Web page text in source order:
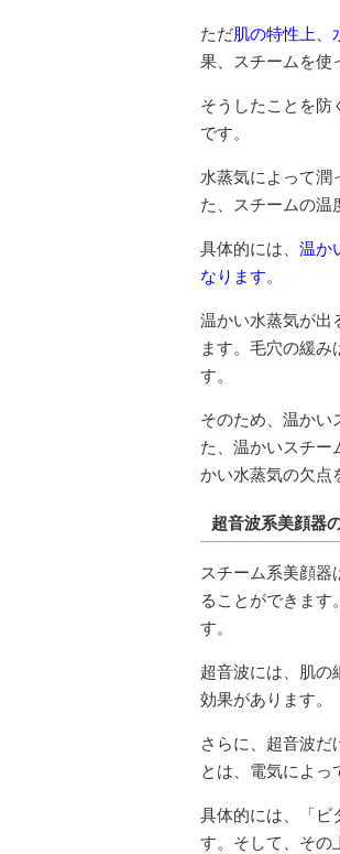
ただ肌の特性上、
果、スチームを使
そうしたことを防
です。
水蒸気によって潤
た、スチームの温
具体的には、 温か
なります。
温かい水蒸気が出
ます。毛穴の緩
す。
そのため、温かい
た、温かいスチー
かい水蒸気の欠点
超音波系美顔器
スチーム系美顔器
ることができます
す。
超音波には、肌の
効果があります。
さらに、超音波だ
とは、電気によっ
具体的には、「ビ
す。そして、その